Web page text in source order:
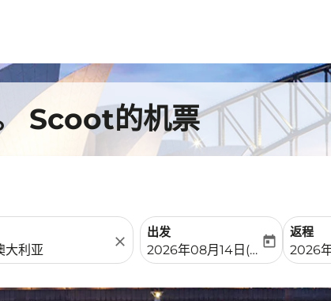
Scoot的机票
close
出发
fc-booking-departure-date-
2026年08月14日(周五)
today
返程
fc-
2026